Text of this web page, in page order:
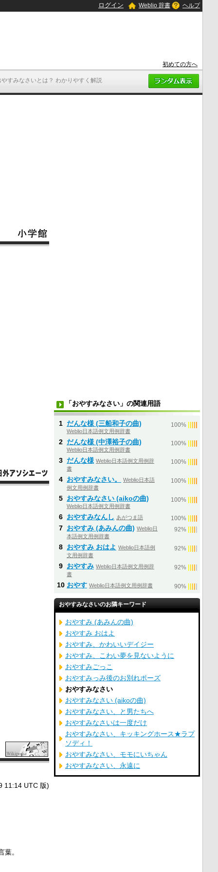
やすみなさいとは？ わかりやすく解説
ログイン Weblio 辞書 ヘルプ
初めての方へ
11:14 UTC 版)
。
「おやすみなさい」の関連用語
1 だんな様 (三船和子の曲)
Weblio日本語例文用例辞書
100%
2 だんな様 (中澤裕子の曲)
Weblio日本語例文用例辞書
100%
3 だんな様 Weblio日本語例文用例辞
書
100%
4 おやすみなさい。
Weblio日本語
例文用例辞書
100%
5 おやすみなさい (aikoの曲)
Weblio日本語例文用例辞書
100%
6 おやすみなんし あがつま語 100%
7 おやすみ (あみんの曲) Weblio日
本語例文用例辞書
92%
8 おやすみ おはよ Weblio日本語例
文用例辞書
92%
9 おやすみ Weblio日本語例文用例辞
書
92%
10 おやす Weblio日本語例文用例辞書 90%
おやすみなさいのお隣キーワード
おやすみ (あみんの曲)
おやすみ おはよ
おやすみ、かわいいデイジー
おやすみ、こわい夢を見ないように
おやすみごっこ
おやすみっみ後のお別れポーズ
おやすみなさい
おやすみなさい (aikoの曲)
おやすみなさい、と男たちへ
おやすみなさいは一度だけ
おやすみなさい、キッキングホース★ラプ
ソディ！
おやすみなさい、モモにいちゃん
おやすみなさい、永遠に